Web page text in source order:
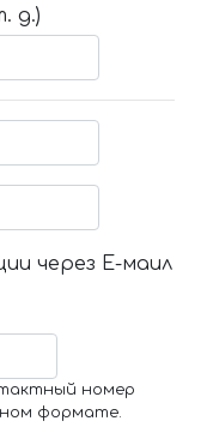
д.)
через Е-маил
номер
формате.